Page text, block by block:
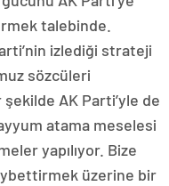
talebinde.
izlediği strateji
sözcüleri
AK Parti’yle de
atama meselesi
yapılıyor. Bize
üzerine bir